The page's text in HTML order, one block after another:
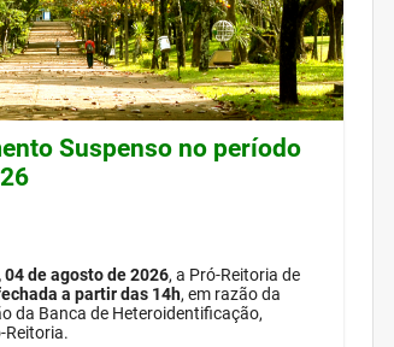
Suspenso no período
de agosto de 2026, a Pró-Reitoria de
a partir das 14h, em razão da
da Banca de Heteroidentificação,
Reitoria.